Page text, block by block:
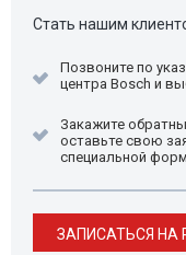
Стать нашим
Позвоните по
центра Bosch и
Закажите
оставьте свою
специальной
ЗАПИСАТЬСЯ НА